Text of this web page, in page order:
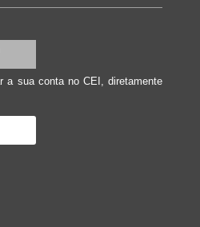
a sua conta no CEI, diretamente